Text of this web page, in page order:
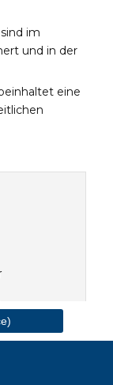
im
und in der
eine